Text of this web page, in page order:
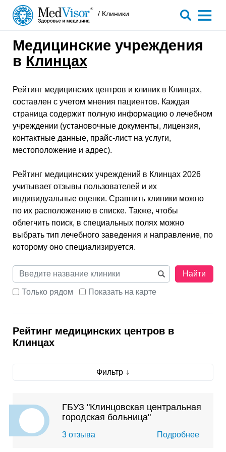
/ Клиники
Медицинские учреждения
в Клинцах
Рейтинг медицинских центров и клиник в Клинцах,
составлен с учетом мнения пациентов. Каждая
страница содержит полную информацию о лечебном
учреждении (установочные документы, лицензия,
контактные данные, прайс-лист на услуги,
местоположение и адрес).
Рейтинг медицинских учреждений в Клинцах 2026
учитывает отзывы пользователей и их
индивидуальные оценки. Сравнить клиники можно
по их расположению в списке. Также, чтобы
облегчить поиск, в специальных полях можно
выбрать тип лечебного заведения и направление, по
которому оно специализируется.
Найти
Только рядом Показать на карте
Рейтинг медицинских центров в
Клинцах
Фильтр
ГБУЗ "Клинцовская центральная
городская больница"
3 отзыва Подробнее